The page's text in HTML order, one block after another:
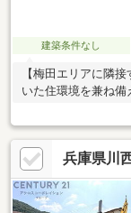
建築条件なし
【梅田エリアに隣
いた住環境を兼ね備
兵庫県川